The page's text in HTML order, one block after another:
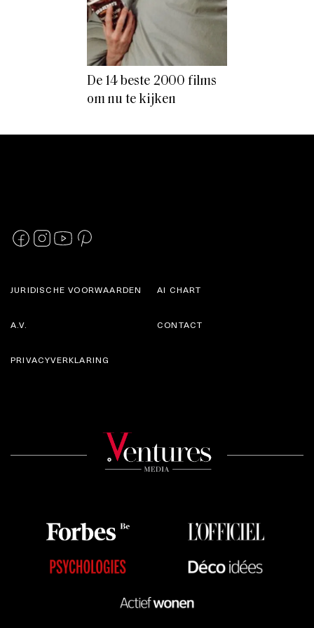
De 14 beste 2000 films
om nu te kijken
JURIDISCHE VOORWAARDEN
A.V.
AI CHART
CONTACT
PRIVACYVERKLARING